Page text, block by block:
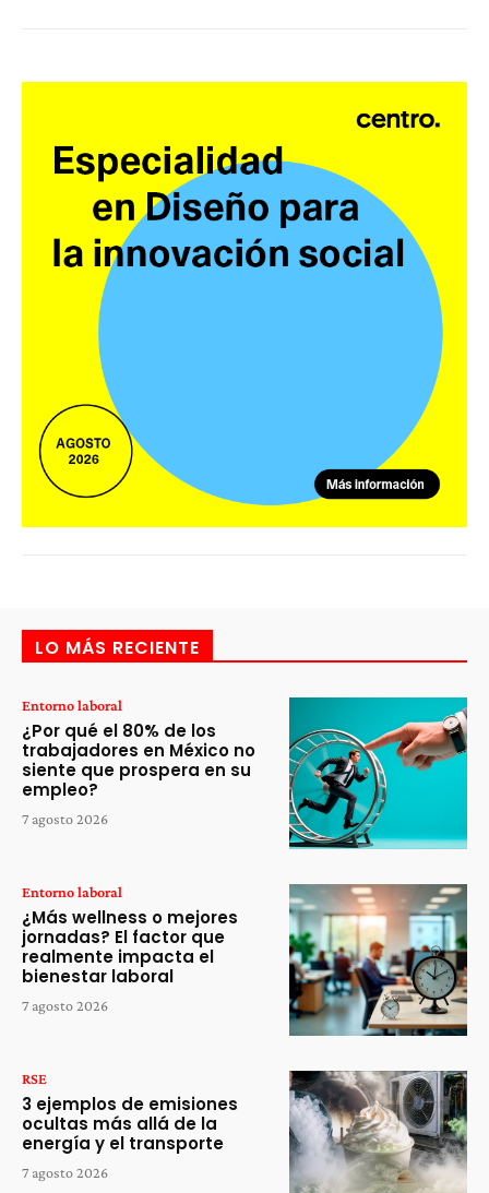
LO MÁS RECIENTE
Entorno laboral
¿Por qué el 80% de los
trabajadores en México no
siente que prospera en su
empleo?
7 agosto 2026
Entorno laboral
¿Más wellness o mejores
jornadas? El factor que
realmente impacta el
bienestar laboral
7 agosto 2026
RSE
3 ejemplos de emisiones
ocultas más allá de la
energía y el transporte
7 agosto 2026